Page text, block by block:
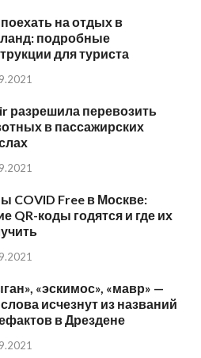
поехать на отдых в
подробные
для туриста
разрешила перевозить
в пассажирских
COVID Free в Москве:
QR-коды годятся и где их
«эскимос», «мавр» —
исчезнут из названий
в Дрездене